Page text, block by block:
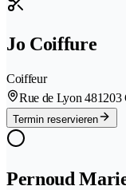
Jo Coiffure
Coiffeur
Rue de Lyon 481203
Termin reservieren
Pernoud